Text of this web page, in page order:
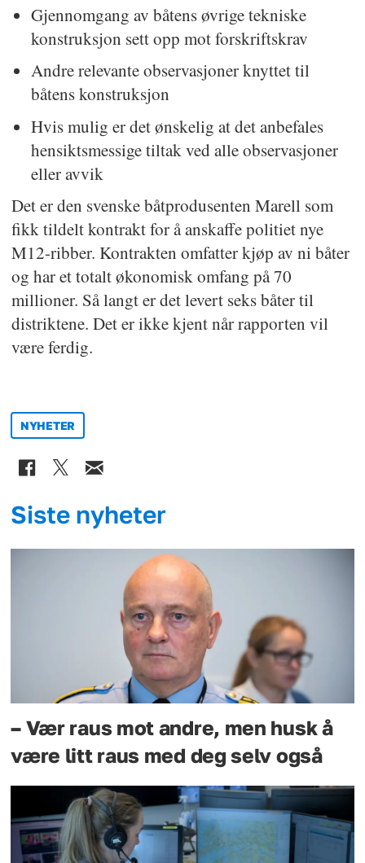
Gjennomgang av båtens øvrige tekniske
konstruksjon sett opp mot forskriftskrav
Andre relevante observasjoner knyttet til
båtens konstruksjon
Hvis mulig er det ønskelig at det anbefales
hensiktsmessige tiltak ved alle observasjoner
eller avvik
Det er den svenske båtprodusenten Marell som
fikk tildelt kontrakt for å anskaffe politiet nye
M12-ribber. Kontrakten omfatter kjøp av ni båter
og har et totalt økonomisk omfang på 70
millioner. Så langt er det levert seks båter til
distriktene. Det er ikke kjent når rapporten vil
være ferdig.
NYHETER
Siste nyheter
– Vær raus mot andre, men husk å
være litt raus med deg selv også